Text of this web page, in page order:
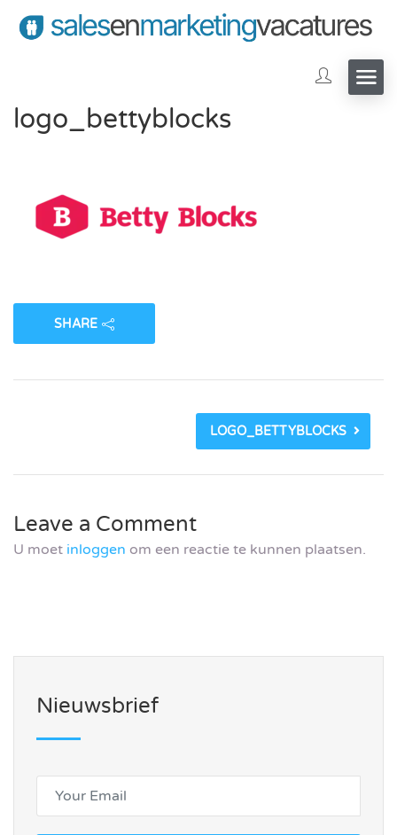
logo_bettyblocks
SHARE
LOGO_BETTYBLOCKS
Leave a Comment
U moet inloggen om een reactie te kunnen plaatsen.
Nieuwsbrief